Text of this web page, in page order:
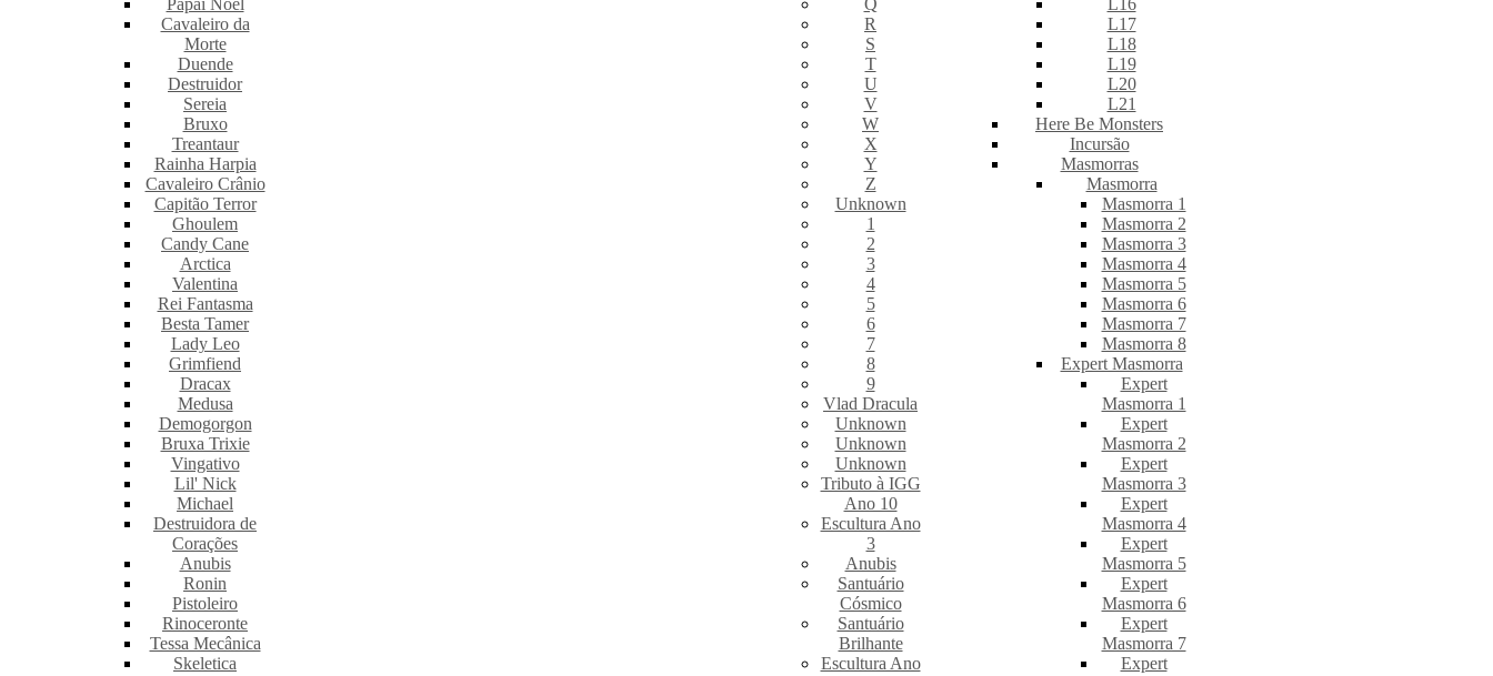
Papai Noel
Cavaleiro da
Morte
Duende
Destruidor
Sereia
Bruxo
Treantaur
Rainha Harpia
Cavaleiro Crânio
Capitão Terror
Ghoulem
Candy Cane
Arctica
Valentina
Rei Fantasma
Besta Tamer
Lady Leo
Grimfiend
Dracax
Medusa
Demogorgon
Bruxa Trixie
Vingativo
Lil' Nick
Michael
Destruidora de
Corações
Anubis
Ronin
Pistoleiro
Rinoceronte
Tessa Mecânica
Skeletica
Q
R
S
T
U
V
W
X
Y
Z
Unknown
1
2
3
4
5
6
7
8
9
Vlad Dracula
Unknown
Unknown
Unknown
Tributo à IGG
Ano 10
Escultura Ano
3
Anubis
Santuário
Cósmico
Santuário
Brilhante
Escultura Ano
L16
L17
L18
L19
L20
L21
Here Be Monsters
Incursão
Masmorras
Masmorra
Masmorra 1
Masmorra 2
Masmorra 3
Masmorra 4
Masmorra 5
Masmorra 6
Masmorra 7
Masmorra 8
Expert Masmorra
Expert
Masmorra 1
Expert
Masmorra 2
Expert
Masmorra 3
Expert
Masmorra 4
Expert
Masmorra 5
Expert
Masmorra 6
Expert
Masmorra 7
Expert